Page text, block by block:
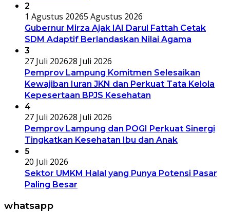
2
1 Agustus 20265 Agustus 2026
Gubernur Mirza Ajak IAI Darul Fattah Cetak
SDM Adaptif Berlandaskan Nilai Agama
3
27 Juli 202628 Juli 2026
Pemprov Lampung Komitmen Selesaikan
Kewajiban Iuran JKN dan Perkuat Tata Kelola
Kepesertaan BPJS Kesehatan
4
27 Juli 202628 Juli 2026
Pemprov Lampung dan POGI Perkuat Sinergi
Tingkatkan Kesehatan Ibu dan Anak
5
20 Juli 2026
Sektor UMKM Halal yang Punya Potensi Pasar
Paling Besar
whatsapp